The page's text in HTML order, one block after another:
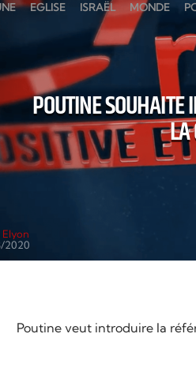
EGLISE ISRAËL MONDE
POUTINE SOUHAITE
LA
Elyon
2020
Poutine veut introduire la